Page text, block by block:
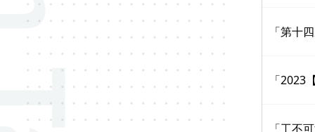
「第十
「2023
「工不